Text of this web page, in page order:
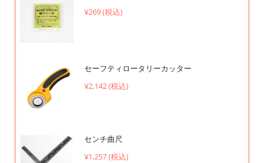
¥269 (税込)
セーフティロータリーカッター
¥2,142 (税込)
センチ曲尺
¥1,257 (税込)